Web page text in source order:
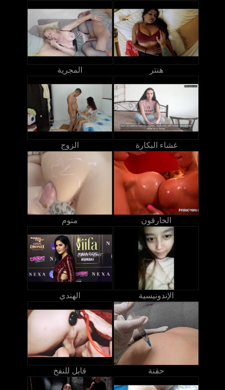
المجرية هنتر
الزوج غشاء البكارة
منوم الخارقون
الهندي الإندونيسية
قابل للنفخ حقنة